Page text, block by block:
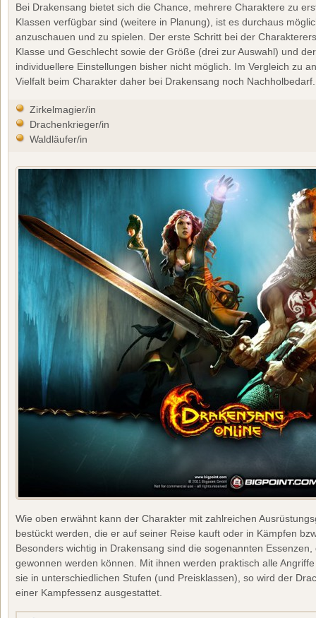
Bei Drakensang bietet sich die Chance, mehrere Charaktere zu
Klassen verfügbar sind (weitere in Planung), ist es durchaus
anzuschauen und zu spielen. Der erste Schritt bei der
Klasse und Geschlecht sowie der Größe (drei zur Auswahl) und
individuellere Einstellungen bisher nicht möglich. Im Vergleich zu
Vielfalt beim Charakter daher bei Drakensang noch Nachholbedarf.
Zirkelmagier/in
Drachenkrieger/in
Waldläufer/in
Wie oben erwähnt kann der Charakter mit zahlreichen
bestückt werden, die er auf seiner Reise kauft oder in Kämpfen
Besonders wichtig in Drakensang sind die sogenannten
gewonnen werden können. Mit ihnen werden praktisch alle
sie in unterschiedlichen Stufen (und Preisklassen), so wird der
einer Kampfessenz ausgestattet.